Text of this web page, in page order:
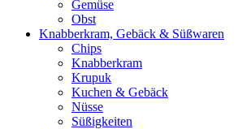
Gemüse
Obst
Knabberkram, Gebäck & Süßwaren
Chips
Knabberkram
Krupuk
Kuchen & Gebäck
Nüsse
Süßigkeiten